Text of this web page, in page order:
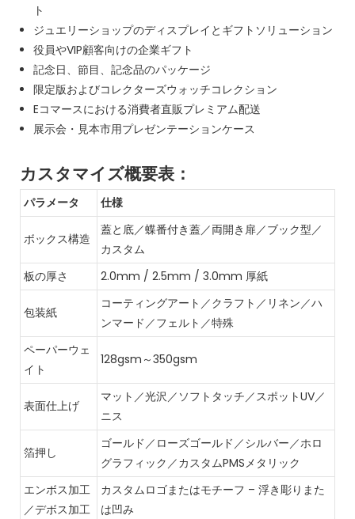
ト
ジュエリーショップのディスプレイとギフトソリューション
役員やVIP顧客向けの企業ギフト
記念日、節目、記念品のパッケージ
限定版およびコレクターズウォッチコレクション
Eコマースにおける消費者直販プレミアム配送
展示会・見本市用プレゼンテーションケース
カスタマイズ概要表：
パラメータ 仕様
ボックス構造
蓋と底／蝶番付き蓋／両開き扉／ブック型／
カスタム
板の厚さ
2.0mm / 2.5mm / 3.0mm 厚紙
包装紙
コーティングアート／クラフト／リネン／ハ
ンマード／フェルト／特殊
ペーパーウェ
イト
128gsm～350gsm
表面仕上げ
マット／光沢／ソフトタッチ／スポットUV／
ニス
箔押し
ゴールド／ローズゴールド／シルバー／ホロ
グラフィック／カスタムPMSメタリック
エンボス加工
／デボス加工
カスタムロゴまたはモチーフ – 浮き彫りまた
は凹み